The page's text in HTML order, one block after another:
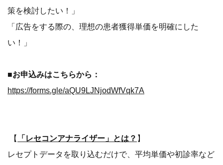
策を検討したい！」
「広告をする際の、理想の患者獲得単価を明確にした
い！」
■お申込みはこちらから：
https://forms.gle/aQU9LJNjodWfVqk7A
【 「レセコンアナライザー」とは？ 】
レセプトデータを取り込むだけで、平均単価や初診率など